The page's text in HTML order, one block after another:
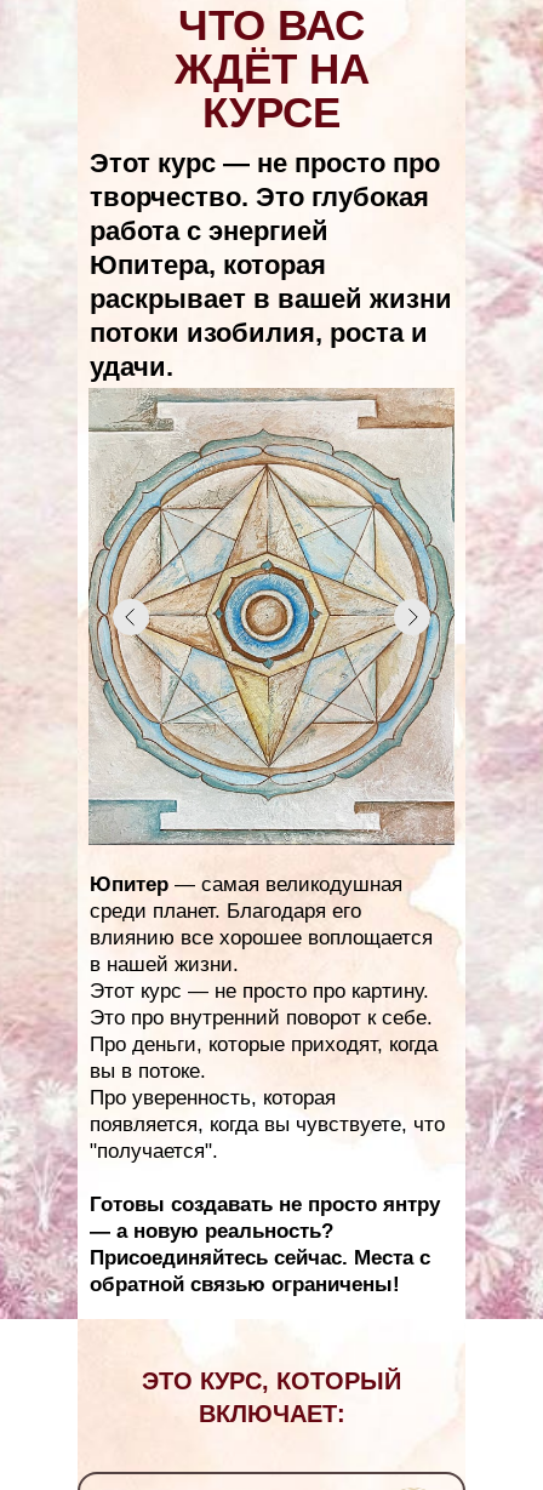
Юпитер — самая великодушная
среди планет. Благодаря его
влиянию все хорошее воплощается
в нашей жизни.
Этот курс — не просто про картину.
Это про внутренний поворот к себе.
Про деньги, которые приходят, когда
вы в потоке.
Про уверенность, которая
появляется, когда вы чувствуете, что
"получается".
Готовы создавать не просто янтру
— а новую реальность?
Присоединяйтесь сейчас. Места с
обратной связью ограничены!
ЧТО ВАС
ЖДЁТ НА
КУРСЕ
Этот курс — не просто про
творчество. Это глубокая
работа с энергией
Юпитера, которая
раскрывает в вашей жизни
потоки изобилия, роста и
удачи.
ЭТО КУРС, КОТОРЫЙ
ВКЛЮЧАЕТ: